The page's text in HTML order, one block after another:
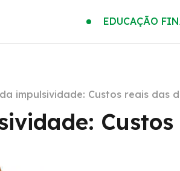
EDUCAÇÃO
impulsividade: Custos reais das